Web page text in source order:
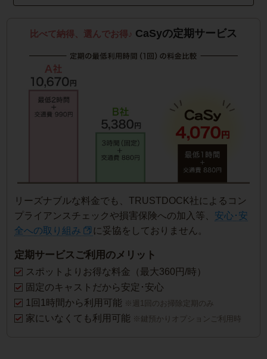
比べて納得、選んでお得♪ CaSyの定期サービス
リーズナブルな料金でも、TRUSTDOCK社によるコン
プライアンスチェックや損害保険への加入等、 安心･安
全への取り組み
に妥協をしておりません。
定期サービスご利用のメリット
スポットよりお得な料金（最大360円/時）
固定のキャストだから安定･安心
1回1時間から利用可能 ※週1回のお掃除定期のみ
家にいなくても利用可能 ※鍵預かりオプションご利用時